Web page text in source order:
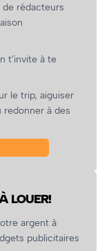
rédacteurs
t’invite à te
le trip, aiguiser
à des
LOUER!
argent à
publicitaires